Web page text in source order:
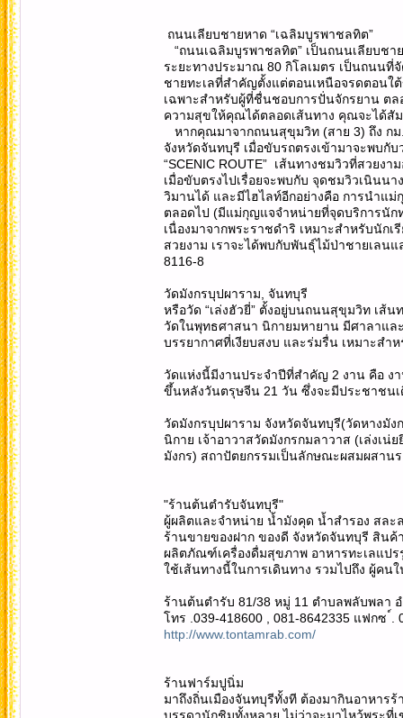
ถนนเลียบชายหาด “เฉลิมบูรพาชลทิต”
“ถนนเฉลิมบูรพาชลทิต” เป็นถนนเลียบชาย
ระยะทางประมาณ 80 กิโลเมตร เป็นถนนที่
ชายทะเลที่สำคัญตั้งแต่ตอนเหนือจรดตอนใ
เฉพาะสำหรับผู้ที่ชื่นชอบการปั่นจักรยาน ต
ความสุขให้คุณได้ตลอดเส้นทาง คุณจะได้สั
หากคุณมาจากถนนสุขุมวิท (สาย 3) ถึง กม
จังหวัดจันทบุรี เมื่อขับรถตรงเข้ามาจะพบกั
“SCENIC ROUTE” เส้นทางชมวิวที่สวยง
เมื่อขับตรงไปเรื่อยจะพบกับ จุดชมวิวเนินน
วิมานได้ และมีไฮไลท์อีกอย่างคือ การนำแ
ตลอดไป (มีแม่กุญแจจำหน่ายที่จุดบริการนัก
เนื่องมาจากพระราชดำริ เหมาะสำหรับนัก
สวยงาม เราจะได้พบกับพันธุ์ไม้ป่าชายเล
8116-8
วัดมังกรบุปผาราม, จันทบุรี
หรือวัด “เล่งฮัวยี่” ตั้งอยู่บนถนนสุขุมวิท เส้
วัดในพุทธศาสนา นิกายมหายาน มีศาลาแล
บรรยากาศที่เงียบสงบ และร่มรื่น เหมาะส
วัดแห่งนี้มีงานประจำปีที่สำคัญ 2 งาน คือ ง
ขึ้นหลังวันตรุษจีน 21 วัน ซึ่งจะมีประชาช
วัดมังกรบุปผาราม จังหวัดจันทบุรี(วัดหางมั
นิกาย เจ้าอาวาสวัดมังกรกมลาวาส (เล่งเน่
มังกร) สถาปัตยกรรมเป็นลักษณะผสมผสาน
"ร้านต้นตำรับจันทบุรี"
ผู้ผลิตและจำหน่าย น้ำมังคุด น้ำสำรอง สละ
ร้านขายของฝาก ของดี จังหวัดจันทบุรี สินค้
ผลิตภัณฑ์เครื่องดื่มสุขภาพ อาหารทะเลแปร
ใช้เส้นทางนี้ในการเดินทาง รวมไปถึง ผู้ค
ร้านต้นตำรับ 81/38 หมู่ 11 ตำบลพลับพลา อ
โทร .039-418600 , 081-8642335 แฟกซ ์.
http://www.tontamrab.com/
ร้านฟาร์มปูนิ่ม
มาถึงถิ่นเมืองจันทบุรีทั้งที ต้องมากินอาหาร
บรรดานักชิมทั้งหลาย ไม่ว่าจะมาไหว้พระที่